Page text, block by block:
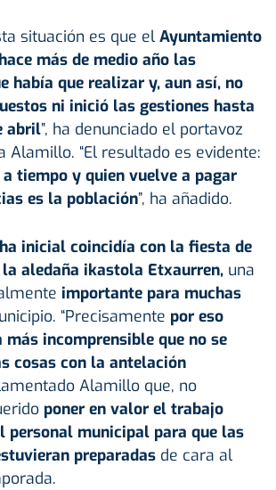
situación es que el Ayuntamiento
más de medio año las
había que realizar y, aun así, no
ni inició las gestiones hasta
abril”, ha denunciado el portavoz
Alamillo. “El resultado es evidente:
tiempo y quien vuelve a pagar
es la población”, ha añadido.
inicial coincidía con la fiesta de
aledaña ikastola Etxaurren, una
importante para muchas
“Precisamente por eso
incomprensible que no se
cosas con la antelación
Alamillo que, no
poner en valor el trabajo
personal municipal para que las
preparadas de cara al